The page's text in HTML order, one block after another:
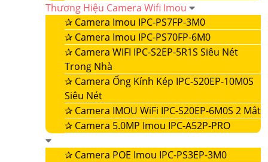
Thương Hiệu Camera Wifi Imou
✰ Camera Imou IPC-PS7FP-3M0
✰ Camera Imou IPC-PS70FP-6M0
✰ Camera WIFI IPC-S2EP-5R1S Siêu Nét
Trong Nhà
✰ Camera Ống Kính Kép IPC-S20EP-10M0S
Siêu Nét
✰ Camera IMOU WiFi IPC-S20EP-6M0S 2 Mắt
✰ Camera 5.0MP Imou IPC-A52P-PRO
✰ Camera POE Imou IPC-PS3EP-3M0